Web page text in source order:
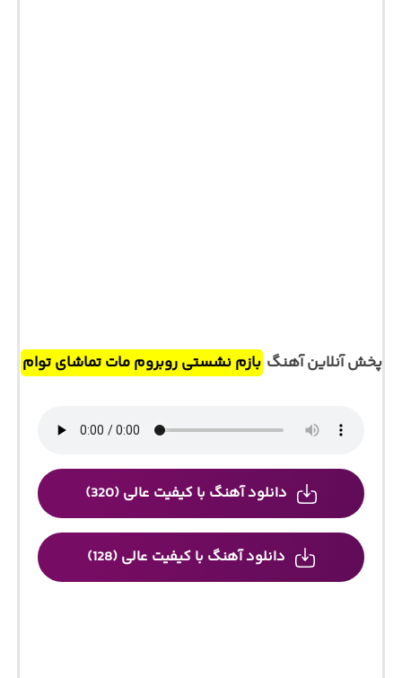
پخش آنلاین آهنگ بازم نشستی روبروم مات تماشای توام
دانلود آهنگ با کیفیت عالی (320)
دانلود آهنگ با کیفیت عالی (128)